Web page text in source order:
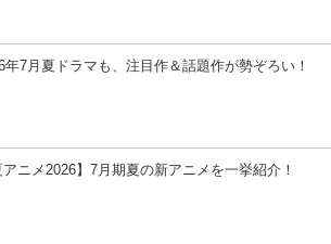
年7月夏ドラマも、注目作＆話題作が勢ぞろい！
アニメ2026】7月期夏の新アニメを一挙紹介！